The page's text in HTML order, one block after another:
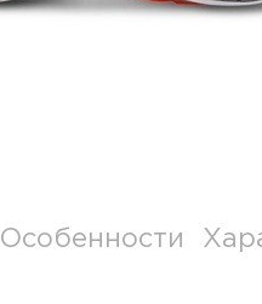
Особенности